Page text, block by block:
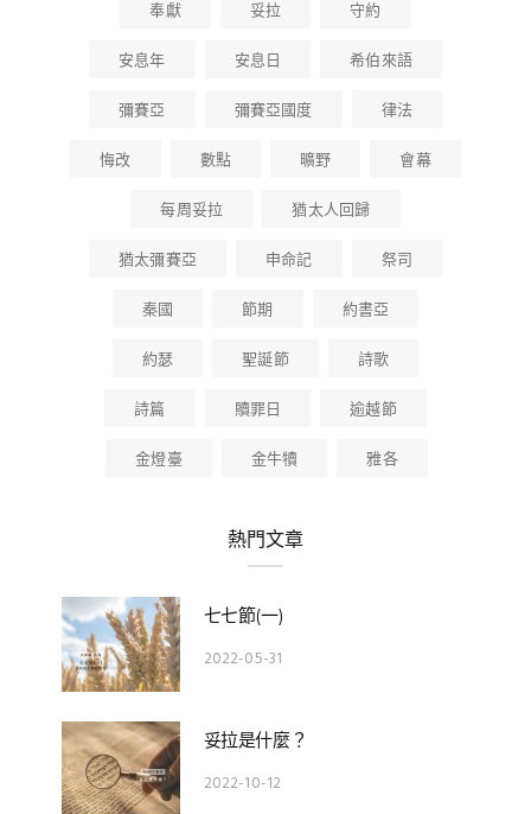
奉獻
妥拉
守約
安息年
安息日
希伯來語
彌賽亞
彌賽亞國度
律法
悔改
數點 曠野
會幕
每周妥拉
猶太人回歸
猶太彌賽亞
申命記
祭司
秦國
節期
約書亞
約瑟
聖誕節
詩歌
詩篇
贖罪日
逾越節
金燈臺
金牛犢 雅各
熱門文章
七七節(一)
2022-05-31
妥拉是什麼？
2022-10-12